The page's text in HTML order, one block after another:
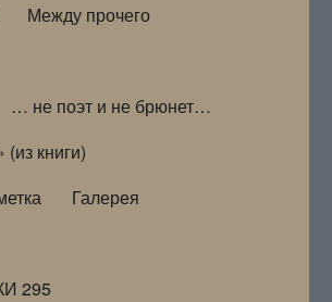
Между прочего
… не поэт и не брюнет…
книги)
Галерея
295